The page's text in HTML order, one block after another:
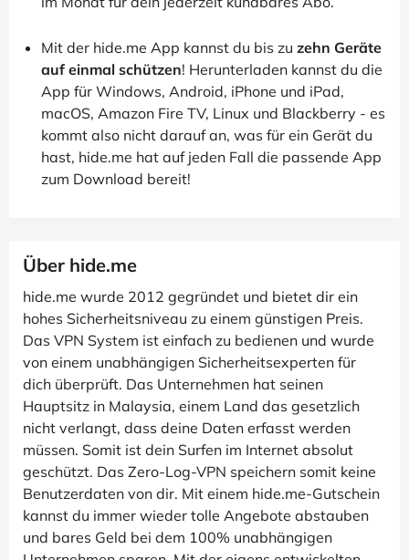
Mit der hide.me App kannst du bis zu zehn Geräte
auf einmal schützen! Herunterladen kannst du die
App für Windows, Android, iPhone und iPad,
macOS, Amazon Fire TV, Linux und Blackberry - es
kommt also nicht darauf an, was für ein Gerät du
hast, hide.me hat auf jeden Fall die passende App
zum Download bereit!
Über hide.me
hide.me wurde 2012 gegründet und bietet dir ein
hohes Sicherheitsniveau zu einem günstigen Preis.
Das VPN System ist einfach zu bedienen und wurde
von einem unabhängigen Sicherheitsexperten für
dich überprüft. Das Unternehmen hat seinen
Hauptsitz in Malaysia, einem Land das gesetzlich
nicht verlangt, dass deine Daten erfasst werden
müssen. Somit ist dein Surfen im Internet absolut
geschützt. Das Zero-Log-VPN speichern somit keine
Benutzerdaten von dir. Mit einem hide.me-Gutschein
kannst du immer wieder tolle Angebote abstauben
und bares Geld bei dem 100% unabhängigen